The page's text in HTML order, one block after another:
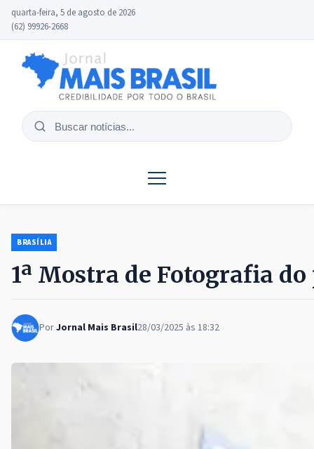
quarta-feira, 5 de agosto de 2026
(62) 99926-2668
Buscar
BRASÍLIA
1ª Mostra de Fotografia
PorJornal Mais Brasil28/03/2025 às 18:32